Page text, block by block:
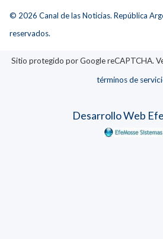
© 2026 Canal de las Noticias. República
reservados.
Sitio protegido por Google reCAPTCHA.
términos de
Desarrollo Web